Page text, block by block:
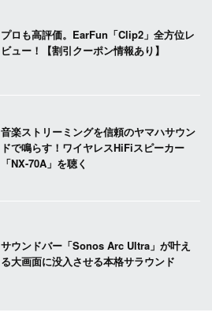
プロも高評価。EarFun「Clip2」全方位レ
ビュー！【割引クーポン情報あり】
音楽ストリーミングを信頼のヤマハサウン
ドで鳴らす！ワイヤレスHiFiスピーカー
「NX-70A」を聴く
サウンドバー「Sonos Arc Ultra」が叶え
る大画面に没入させる本格サラウンド